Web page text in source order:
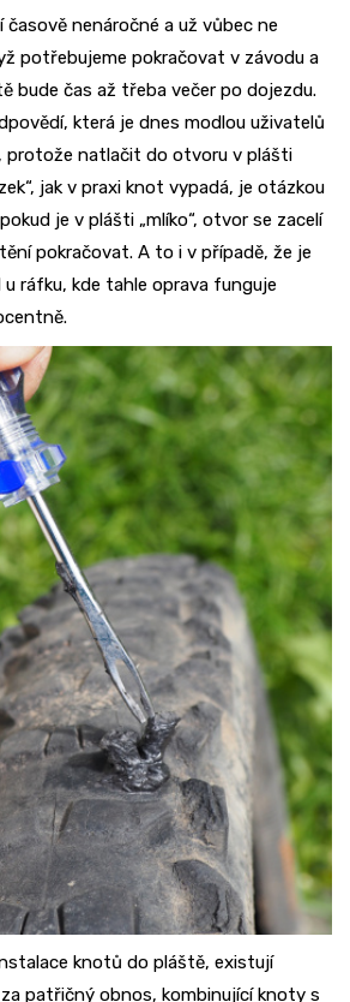
nenáročné a už vůbec ne
potřebujeme pokračovat v závodu a
bude čas až třeba večer po dojezdu.
která je dnes modlou uživatelů
protože natlačit do otvoru v plášti
jak v praxi knot vypadá, je otázkou
je v plášti „mlíko“, otvor se zacelí
pokračovat. A to i v případě, že je
ráfku, kde tahle oprava funguje
knotů do pláště, existují
patřičný obnos, kombinující knoty s